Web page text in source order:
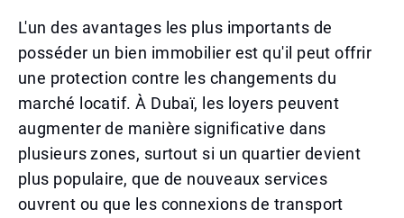
L'un des avantages les plus importants de
posséder un bien immobilier est qu'il peut offrir
une protection contre les changements du
marché locatif. À Dubaï, les loyers peuvent
augmenter de manière significative dans
plusieurs zones, surtout si un quartier devient
plus populaire, que de nouveaux services
ouvrent ou que les connexions de transport